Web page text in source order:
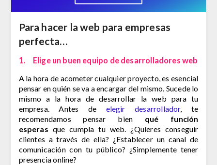
Para hacer la web para empresas
perfecta…
1. Elige un buen equipo de desarrolladores web
A la hora de acometer cualquier proyecto, es esencial
pensar en quién se va a encargar del mismo. Sucede lo
mismo a la hora de desarrollar la web para tu
empresa. Antes de elegir desarrollador, te
recomendamos pensar bien qué función
esperas que cumpla tu web. ¿Quieres conseguir
clientes a través de ella? ¿Establecer un canal de
comunicación con tu público? ¿Simplemente tener
presencia online?